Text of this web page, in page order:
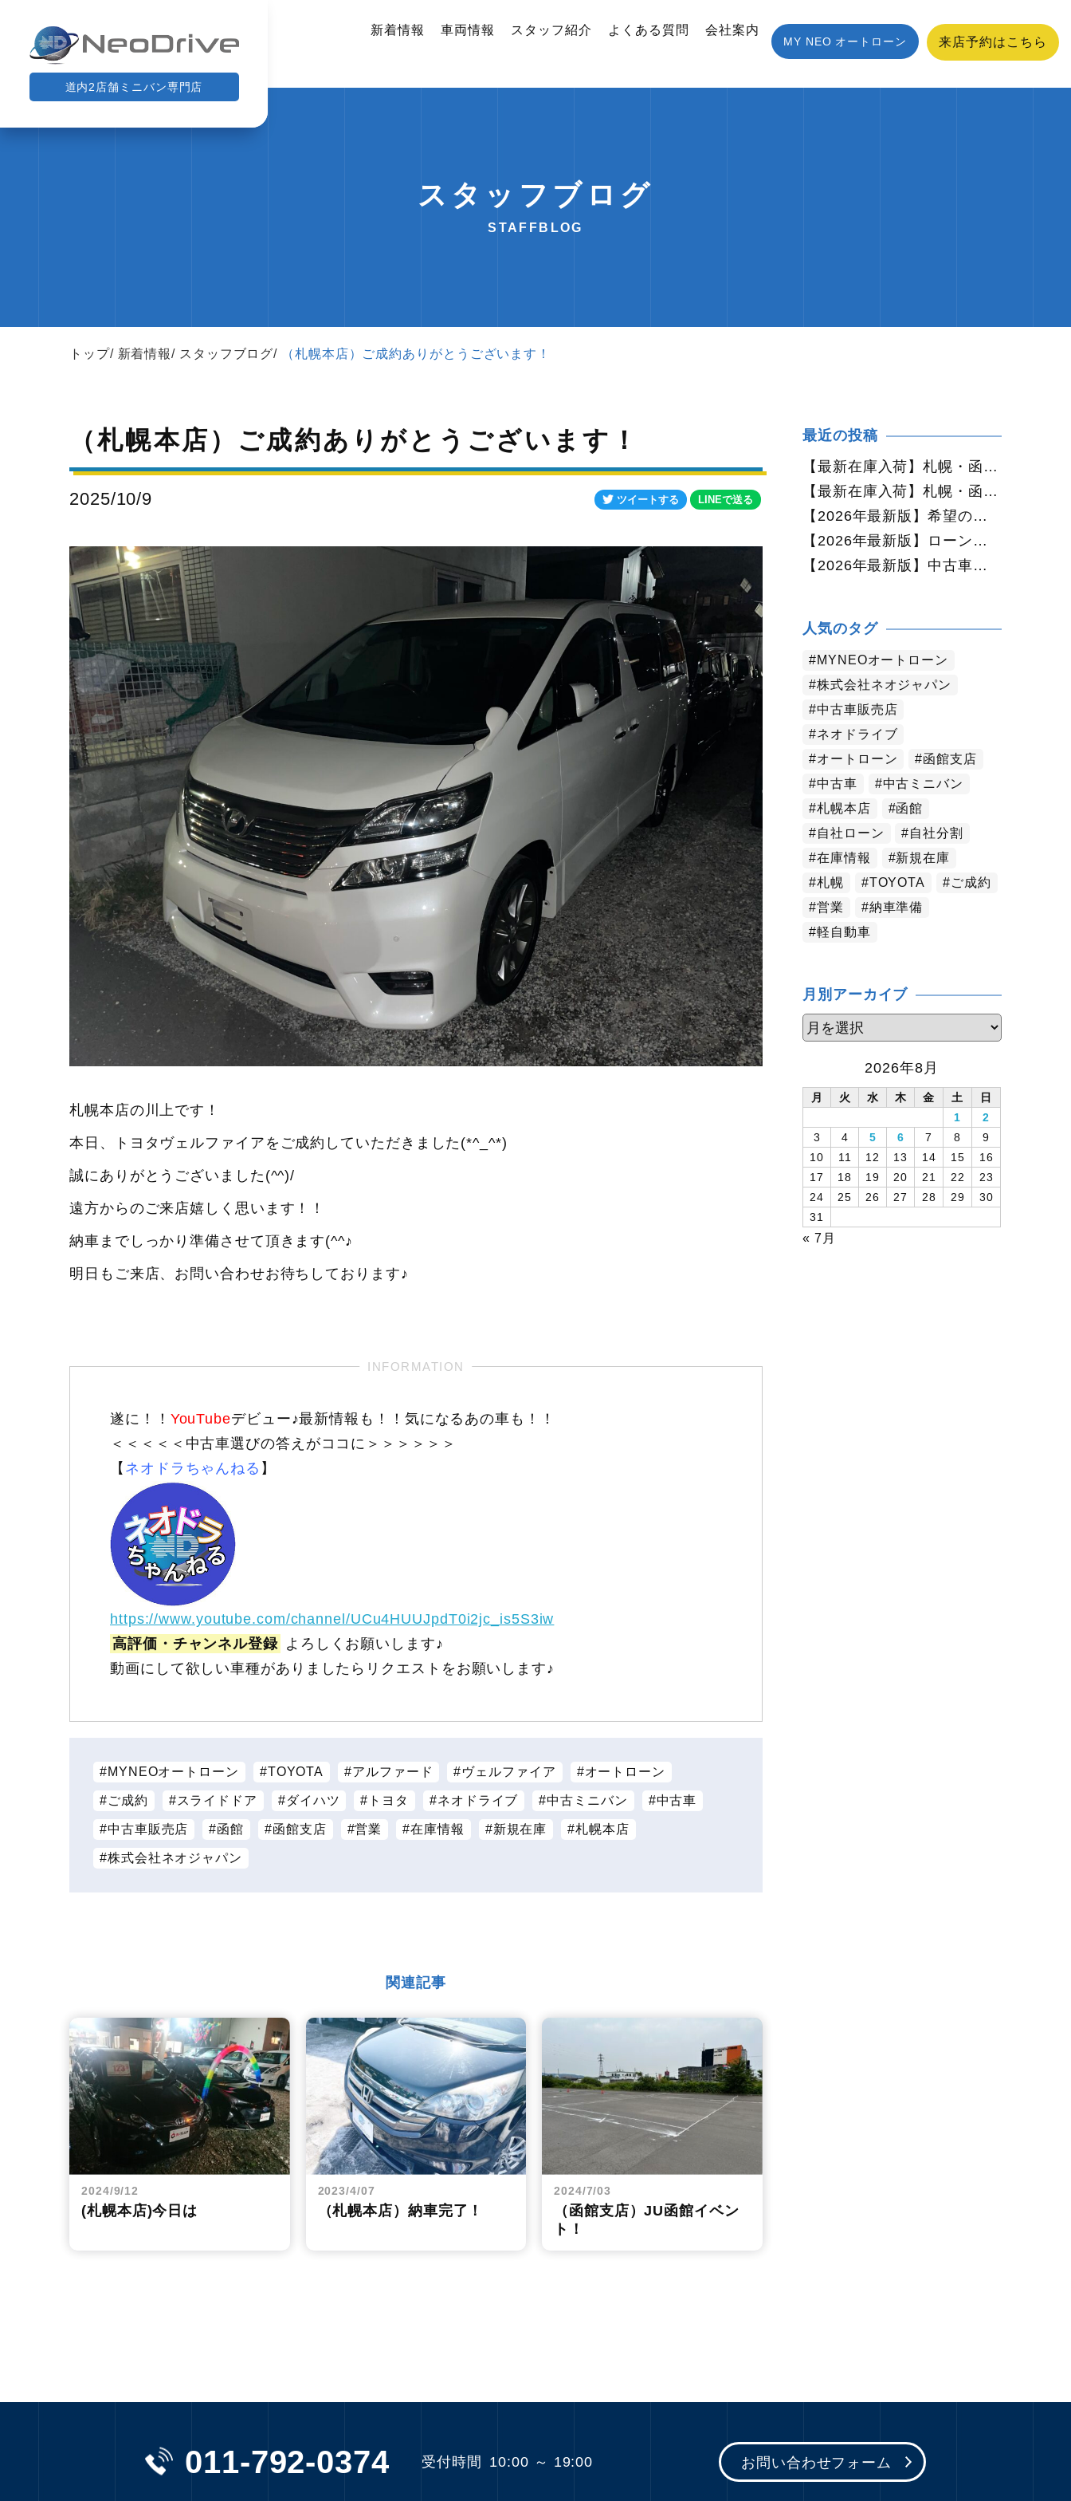
道内2店舗ミニバン専門店
新着情報 車両情報 スタッフ紹介 よくある質問 会社案内
MY NEO オートローン 来店予約はこちら
スタッフブログ
STAFFBLOG
トップ 新着情報 スタッフブログ （札幌本店）ご成約ありがとうございます！
（札幌本店）ご成約ありがとうございます！
2025/10/9 ツイートする LINEで送る
札幌本店の川上です！
本日、トヨタヴェルファイアをご成約していただきました(*^_^*)
誠にありがとうございました(^^)/
遠方からのご来店嬉しく思います！！
納車までしっかり準備させて頂きます(^^♪
明日もご来店、お問い合わせお待ちしております♪
遂に！！ YouTubeデビュー♪最新情報も！！気になるあの車も！！
＜＜＜＜＜中古車選びの答えがココに＞＞＞＞＞＞
【 ネオドラちゃんねる 】
https://www.youtube.com/channel/UCu4HUUJpdT0i2jc_is5S3iw
高評価・チャンネル登録 よろしくお願いします♪
動画にして欲しい車種がありましたらリクエストをお願いします♪
MYNEOオートローン TOYOTA アルファード ヴェルファイア オートローン
ご成約 スライドドア ダイハツ トヨタ ネオドライブ 中古ミニバン 中古車
中古車販売店 函館 函館支店 営業 在庫情報 新規在庫 札幌本店
株式会社ネオジャパン
関連記事
2024/9/12
(札幌本店)今日は
2023/4/07
（札幌本店）納車完了！
2024/7/03
（函館支店）JU函館イベン
ト！
最近の投稿
【最新在庫入荷】札幌・函館で人気の中古車が続々入庫中｜早い者勝ち！【ダイハツ ミラココア660プラスX 4WD】
【最新在庫入荷】札幌・函館で人気の中古車が続々入庫中｜早い者勝ち！【ホンダ N-BOX660カスタムG Lパッケージ 4WD】
【2026年最新版】希望の中古車が見つからない方へ｜ネオカーオーダーで理想の一台を全国からお探しします
【2026年最新版】ローンに不安がある方へ｜ネオドライブローンの窓口で新しいカーライフをサポート
【2026年最新版】中古車購入でよくある質問20選｜初めての方でも失敗しない完全ガイド【札幌・北海道対応】
人気のタグ
MYNEOオートローン
株式会社ネオジャパン
中古車販売店
ネオドライブ
オートローン
函館支店
中古車
中古ミニバン
札幌本店
函館
自社ローン
自社分割
在庫情報
新規在庫
札幌
TOYOTA
ご成約
営業
納車準備
軽自動車
月別アーカイブ
2026年8月
月 火 水 木 金 土
日
1
2
3
4 5 6 7 8
9
10
11 12 13 14 15
16
17
18 19 20 21 22
23
24
25 26 27 28 29
30
31
« 7月
011-792-0374 受付時間 10:00 ～ 19:00 お問い合わせフォーム